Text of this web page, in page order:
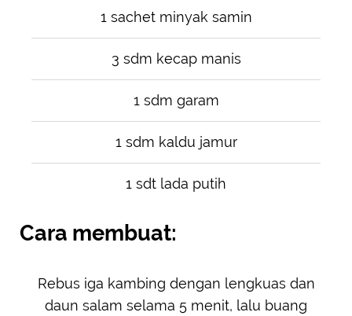
1 sachet minyak samin
3 sdm kecap manis
1 sdm garam
1 sdm kaldu jamur
1 sdt lada putih
Cara membuat:
Rebus iga kambing dengan lengkuas dan
daun salam selama 5 menit, lalu buang